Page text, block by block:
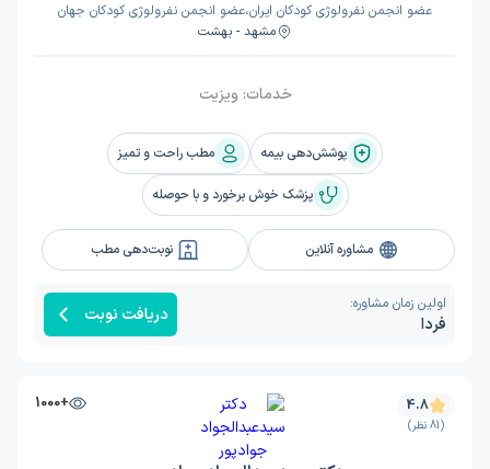
عضو انجمن نفرولوژی کودکان ایران،عضو انجمن نفرولوژی کودکان جهان
مشهد - بهشت
خدمات:ویزیت
پوشش‌دهی بیمه مطب راحت و تمیز
پزشک خوش برخورد و با حوصله
مشاوره آنلاین نوبت‌دهی مطب
اولین زمان مشاوره:
فردا دریافت نوبت
+1000 4.8
(81 نظر)